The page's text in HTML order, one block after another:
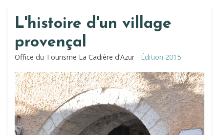
L'histoire d'un village
provençal
Office du Tourisme La Cadière d’Azur - Édition 2015